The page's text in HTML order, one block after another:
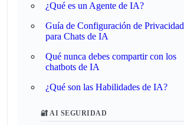
¿Qué es un Agente de IA?
Guía de Configuración de Privacidad
para Chats de IA
Qué nunca debes compartir con los
chatbots de IA
¿Qué son las Habilidades de IA?
🔐 AI SEGURIDAD